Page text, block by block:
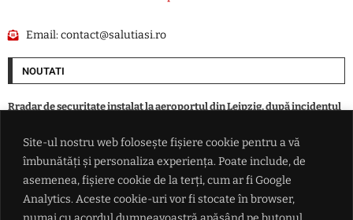
Site-ul nostru web folosește fișiere cookie pentru a vă
îmbunătăți și personaliza experiența. Poate include, de
asemenea, fișiere cookie de la terți, cum ar fi Google
Analytics. Aceste cookie-uri vor fi stocate în browser,
Email:contact@salutiasi.ro
NOUTATI
Rradar de securitate instalat la aeroportul din Leipzig, după incidentul
SUA alocă 3 miliarde de dolari pentru minerale critice. Finanțare
pentru o mină de scandiu din Australia